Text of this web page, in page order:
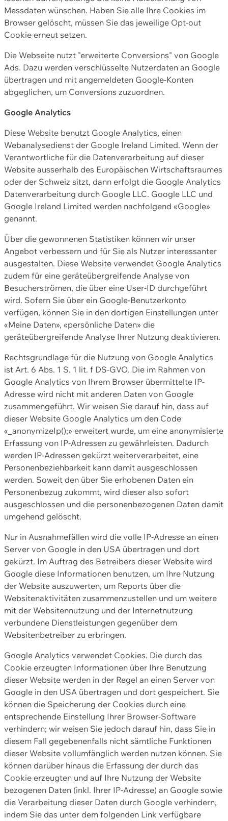
Messdaten wünschen. Haben Sie alle Ihre Cookies im
Browser gelöscht, müssen Sie das jeweilige Opt-out
Cookie erneut setzen.
Die Webseite nutzt "erweiterte Conversions" von Google
Ads. Dazu werden verschlüsselte Nutzerdaten an Google
übertragen und mit angemeldeten Google-Konten
abgeglichen, um Conversions zuzuordnen.
Google Analytics
Diese Website benutzt Google Analytics, einen
Webanalysedienst der Google Ireland Limited. Wenn der
Verantwortliche für die Datenverarbeitung auf dieser
Website ausserhalb des Europäischen Wirtschaftsraumes
oder der Schweiz sitzt, dann erfolgt die Google Analytics
Datenverarbeitung durch Google LLC. Google LLC und
Google Ireland Limited werden nachfolgend «Google»
genannt.
Über die gewonnenen Statistiken können wir unser
Angebot verbessern und für Sie als Nutzer interessanter
ausgestalten. Diese Website verwendet Google Analytics
zudem für eine geräteübergreifende Analyse von
Besucherströmen, die über eine User-ID durchgeführt
wird. Sofern Sie über ein Google-Benutzerkonto
verfügen, können Sie in den dortigen Einstellungen unter
«Meine Daten», «persönliche Daten» die
geräteübergreifende Analyse Ihrer Nutzung deaktivieren.
Rechtsgrundlage für die Nutzung von Google Analytics
ist Art. 6 Abs. 1 S. 1 lit. f DS-GVO. Die im Rahmen von
Google Analytics von Ihrem Browser übermittelte IP-
Adresse wird nicht mit anderen Daten von Google
zusammengeführt. Wir weisen Sie darauf hin, dass auf
dieser Website Google Analytics um den Code
«_anonymizeIp();» erweitert wurde, um eine anonymisierte
Erfassung von IP-Adressen zu gewährleisten. Dadurch
werden IP-Adressen gekürzt weiterverarbeitet, eine
Personenbeziehbarkeit kann damit ausgeschlossen
werden. Soweit den über Sie erhobenen Daten ein
Personenbezug zukommt, wird dieser also sofort
ausgeschlossen und die personenbezogenen Daten damit
umgehend gelöscht.
Nur in Ausnahmefällen wird die volle IP-Adresse an einen
Server von Google in den USA übertragen und dort
gekürzt. Im Auftrag des Betreibers dieser Website wird
Google diese Informationen benutzen, um Ihre Nutzung
der Website auszuwerten, um Reports über die
Websitenaktivitäten zusammenzustellen und um weitere
mit der Websitennutzung und der Internetnutzung
verbundene Dienstleistungen gegenüber dem
Websitenbetreiber zu erbringen.
Google Analytics verwendet Cookies. Die durch das
Cookie erzeugten Informationen über Ihre Benutzung
dieser Website werden in der Regel an einen Server von
Google in den USA übertragen und dort gespeichert. Sie
können die Speicherung der Cookies durch eine
entsprechende Einstellung Ihrer Browser-Software
verhindern; wir weisen Sie jedoch darauf hin, dass Sie in
diesem Fall gegebenenfalls nicht sämtliche Funktionen
dieser Website vollumfänglich werden nutzen können. Sie
können darüber hinaus die Erfassung der durch das
Cookie erzeugten und auf Ihre Nutzung der Website
bezogenen Daten (inkl. Ihrer IP-Adresse) an Google sowie
die Verarbeitung dieser Daten durch Google verhindern,
indem Sie das unter dem folgenden Link verfügbare